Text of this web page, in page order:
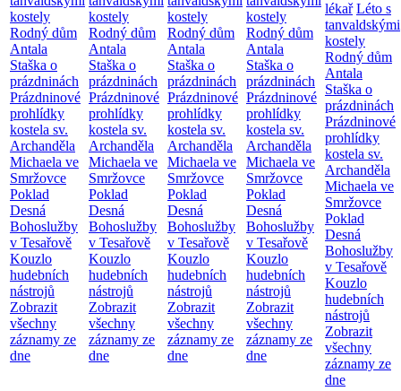
kostely
Rodný dům
Antala
Staška o
prázdninách
Prázdninové
prohlídky
kostela sv.
Archanděla
Michaela ve
Smržovce
Poklad
Desná
Bohoslužby
v Tesařově
Kouzlo
hudebních
nástrojů
Zobrazit
všechny
záznamy ze
dne
kostely
Rodný dům
Antala
Staška o
prázdninách
Prázdninové
prohlídky
kostela sv.
Archanděla
Michaela ve
Smržovce
Poklad
Desná
Bohoslužby
v Tesařově
Kouzlo
hudebních
nástrojů
Zobrazit
všechny
záznamy ze
dne
kostely
Rodný dům
Antala
Staška o
prázdninách
Prázdninové
prohlídky
kostela sv.
Archanděla
Michaela ve
Smržovce
Poklad
Desná
Bohoslužby
v Tesařově
Kouzlo
hudebních
nástrojů
Zobrazit
všechny
záznamy ze
dne
kostely
Rodný dům
Antala
Staška o
prázdninách
Prázdninové
prohlídky
kostela sv.
Archanděla
Michaela ve
Smržovce
Poklad
Desná
Bohoslužby
v Tesařově
Kouzlo
hudebních
nástrojů
Zobrazit
všechny
záznamy ze
dne
lékař Léto s
tanvaldskými
kostely
Rodný dům
Antala
Staška o
prázdninách
Prázdninové
prohlídky
kostela sv.
Archanděla
Michaela ve
Smržovce
Poklad
Desná
Bohoslužby
v Tesařově
Kouzlo
hudebních
nástrojů
Zobrazit
všechny
záznamy ze
dne